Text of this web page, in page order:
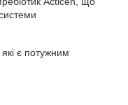
є потужним